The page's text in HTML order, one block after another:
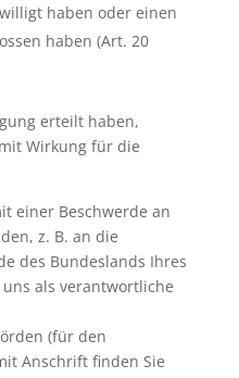
haben oder einen
haben (Art. 20
erteilt haben,
Wirkung für die
einer Beschwerde an
z. B. an die
des Bundeslands Ihres
als verantwortliche
(für den
Anschrift finden Sie